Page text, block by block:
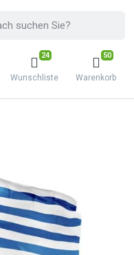
24
Wunschliste
50
Warenkorb